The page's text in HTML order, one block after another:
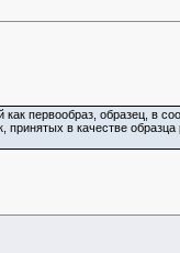
первообраз, образец, в
принятых в качестве